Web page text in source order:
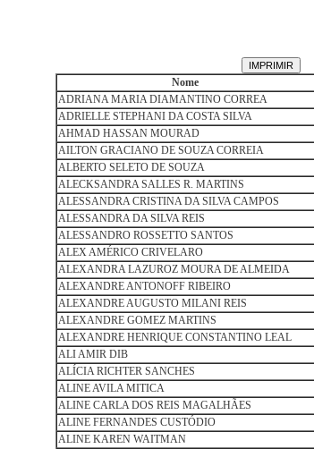
Nome
ADRIANA MARIA DIAMANTINO CORREA
ADRIELLE STEPHANI DA COSTA SILVA
AHMAD HASSAN MOURAD
AILTON GRACIANO DE SOUZA CORREIA
ALBERTO SELETO DE SOUZA
ALECKSANDRA SALLES R. MARTINS
ALESSANDRA CRISTINA DA SILVA CAMPOS
ALESSANDRA DA SILVA REIS
ALESSANDRO ROSSETTO SANTOS
ALEX AMÉRICO CRIVELARO
ALEXANDRA LAZUROZ MOURA DE ALMEIDA
ALEXANDRE ANTONOFF RIBEIRO
ALEXANDRE AUGUSTO MILANI REIS
ALEXANDRE GOMEZ MARTINS
ALEXANDRE HENRIQUE CONSTANTINO LEAL
ALI AMIR DIB
ALÍCIA RICHTER SANCHES
ALINE AVILA MITICA
ALINE CARLA DOS REIS MAGALHÃES
ALINE FERNANDES CUSTÓDIO
ALINE KAREN WAITMAN